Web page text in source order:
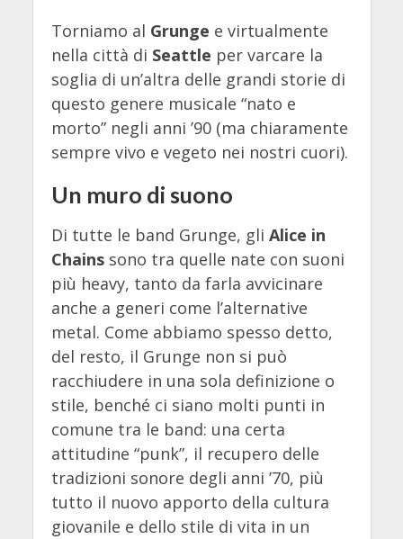
Torniamo al Grunge e virtualmente
nella città di Seattle per varcare la
soglia di un’altra delle grandi storie di
questo genere musicale “nato e
morto” negli anni ’90 (ma chiaramente
sempre vivo e vegeto nei nostri cuori).
Un muro di suono
Di tutte le band Grunge, gli Alice in
Chainssono tra quelle nate con suoni
più heavy, tanto da farla avvicinare
anche a generi come l’alternative
metal. Come abbiamo spesso detto,
del resto, il Grunge non si può
racchiudere in una sola definizione o
stile, benché ci siano molti punti in
comune tra le band: una certa
attitudine “punk”, il recupero delle
tradizioni sonore degli anni ’70, più
tutto il nuovo apporto della cultura
giovanile e dello stile di vita in un